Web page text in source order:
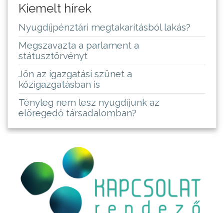
Kiemelt hírek
Nyugdíjpénztári megtakarításból lakás?
Megszavazta a parlament a
státusztörvényt
Jön az igazgatási szünet a
közigazgatásban is
Tényleg nem lesz nyugdíjunk az
elöregedő társadalomban?